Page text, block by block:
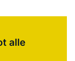
alle